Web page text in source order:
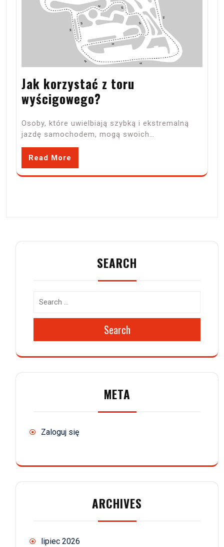
Jak korzystać z toru
wyścigowego?
Osoby, które uwielbiają szybką i ekstremalną
jazdę samochodem, mogą swoich…
Read More
SEARCH
Search
META
Zaloguj się
ARCHIVES
lipiec 2026